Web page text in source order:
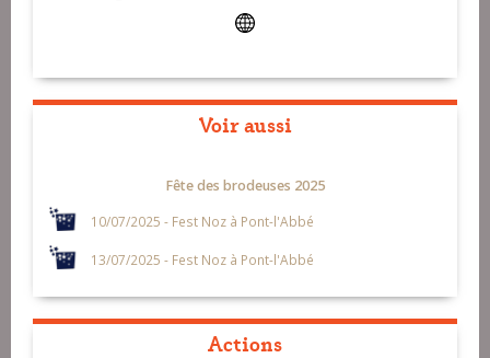
Voir aussi
Fête des brodeuses 2025
10/07/2025 - Fest Noz à Pont-l'Abbé
13/07/2025 - Fest Noz à Pont-l'Abbé
Actions